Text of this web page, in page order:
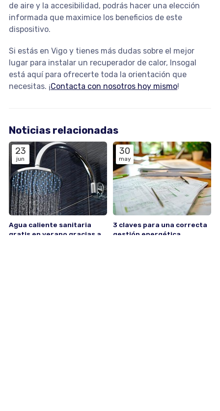
de aire y la accesibilidad, podrás hacer una elección
informada que maximice los beneficios de este
dispositivo.
Si estás en Vigo y tienes más dudas sobre el mejor
lugar para instalar un recuperador de calor, Insogal
está aquí para ofrecerte toda la orientación que
necesitas. ¡Contacta con nosotros hoy mismo!
Noticias relacionadas
23
jun
Agua caliente sanitaria
gratis en verano gracias a
30
may
3 claves para una correcta
gestión energética